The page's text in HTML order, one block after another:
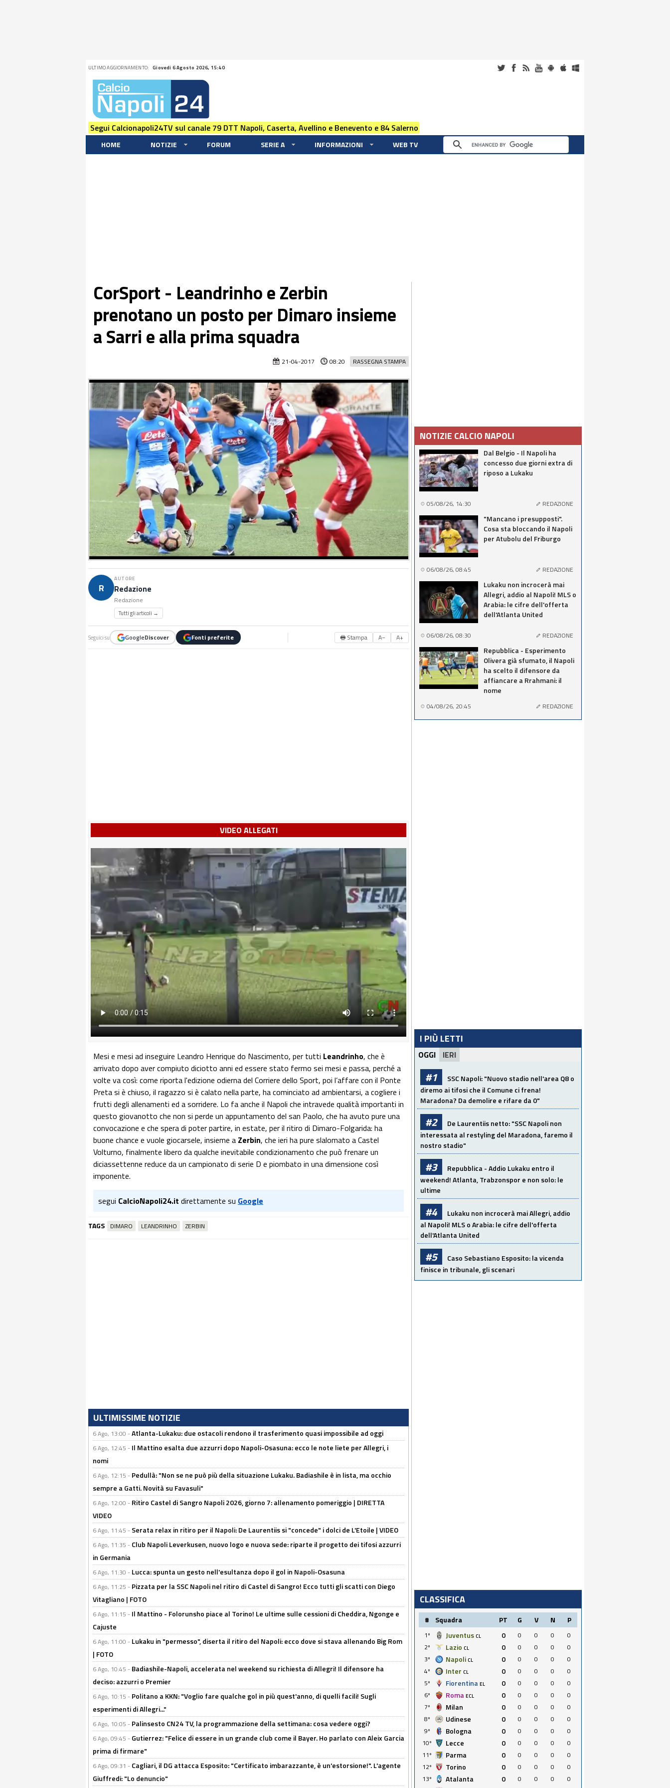
ULTIMO AGGIORNAMENTO: Giovedi 6 Agosto 2026, 15:40
Segui Calcionapoli24TV sul canale 79 DTT Napoli, Caserta, Avellino e Benevento e 84 Salerno
HOME NOTIZIE FORUM SERIE A INFORMAZIONI WEB TV
CorSport - Leandrinho e Zerbin
prenotano un posto per Dimaro insieme
a Sarri e alla prima squadra
RASSEGNA STAMPA
21-04-2017 08:20
R
AUTORE
Redazione
Redazione
Tutti gli articoli →
Seguici su GoogleDiscover Fonti preferite 🖶 Stampa A− A+
VIDEO ALLEGATI
Mesi e mesi ad inseguire Leandro Henrique do Nascimento, per tutti Leandrinho, che è
arrivato dopo aver compiuto diciotto anni ed essere stato fermo sei mesi e passa, perché a
volte va così: come riporta l'edizione odierna del Corriere dello Sport, poi l’affare con il Ponte
Preta si è chiuso, il ragazzo si è calato nella parte, ha cominciato ad ambientarsi, a cogliere i
frutti degli allenamenti ed a sorridere. Lo fa anche il Napoli che intravede qualità importanti in
questo giovanotto che non si perde un appuntamento del san Paolo, che ha avuto pure una
convocazione e che spera di poter partire, in estate, per il ritiro di Dimaro-Folgarida: ha
buone chance e vuole giocarsele, insieme a Zerbin, che ieri ha pure slalomato a Castel
Volturno, finalmente libero da qualche inevitabile condizionamento che può frenare un
diciassettenne reduce da un campionato di serie D e piombato in una dimensione così
imponente.
segui CalcioNapoli24.it direttamente su Google
TAGS DIMARO LEANDRINHO ZERBIN
ULTIMISSIME NOTIZIE
6 Ago, 13:00 -Atlanta-Lukaku: due ostacoli rendono il trasferimento quasi impossibile ad oggi
6 Ago, 12:45 - Il Mattino esalta due azzurri dopo Napoli-Osasuna: ecco le note liete per Allegri, i
nomi
6 Ago, 12:15 - Pedullà: "Non se ne può più della situazione Lukaku. Badiashile è in lista, ma occhio
sempre a Gatti. Novità su Favasuli"
6 Ago, 12:00 - Ritiro Castel di Sangro Napoli 2026, giorno 7: allenamento pomeriggio | DIRETTA
VIDEO
6 Ago, 11:45 - Serata relax in ritiro per il Napoli: De Laurentiis si "concede" i dolci de L'Etoile | VIDEO
6 Ago, 11:35 - Club Napoli Leverkusen, nuovo logo e nuova sede: riparte il progetto dei tifosi azzurri
in Germania
6 Ago, 11:30 - Lucca: spunta un gesto nell'esultanza dopo il gol in Napoli-Osasuna
6 Ago, 11:25 - Pizzata per la SSC Napoli nel ritiro di Castel di Sangro! Ecco tutti gli scatti con Diego
Vitagliano | FOTO
6 Ago, 11:15 - Il Mattino - Folorunsho piace al Torino! Le ultime sulle cessioni di Cheddira, Ngonge e
Cajuste
6 Ago, 11:00 - Lukaku in "permesso", diserta il ritiro del Napoli: ecco dove si stava allenando Big Rom
| FOTO
6 Ago, 10:45 - Badiashile-Napoli, accelerata nel weekend su richiesta di Allegri! Il difensore ha
deciso: azzurri o Premier
6 Ago, 10:15 - Politano a KKN: "Voglio fare qualche gol in più quest'anno, di quelli facili! Sugli
esperimenti di Allegri..."
6 Ago, 10:05 - Palinsesto CN24 TV, la programmazione della settimana: cosa vedere oggi?
6 Ago, 09:45 - Gutierrez: "Felice di essere in un grande club come il Bayer. Ho parlato con Aleix Garcia
prima di firmare"
6 Ago, 09:31 - Cagliari, il DG attacca Esposito: "Certificato imbarazzante, è un'estorsione!". L'agente
Giuffredi: "Lo denuncio"
NOTIZIE CALCIO NAPOLI
Dal Belgio - Il Napoli ha
concesso due giorni extra di
riposo a Lukaku
05/08/26, 14:30 REDAZIONE
"Mancano i presupposti".
Cosa sta bloccando il Napoli
per Atubolu del Friburgo
06/08/26, 08:45 REDAZIONE
Lukaku non incrocerà mai
Allegri, addio al Napoli! MLS o
Arabia: le cifre dell'offerta
dell'Atlanta United
06/08/26, 08:30 REDAZIONE
Repubblica - Esperimento
Olivera già sfumato, il Napoli
ha scelto il difensore da
affiancare a Rrahmani: il
nome
04/08/26, 20:45 REDAZIONE
I PIÙ LETTI
OGGI IERI
#1
SSC Napoli: "Nuovo stadio nell'area Q8 o
diremo ai tifosi che il Comune ci frena!
Maradona? Da demolire e rifare da 0"
#2
De Laurentiis netto: "SSC Napoli non
interessata al restyling del Maradona, faremo il
nostro stadio"
#3
Repubblica - Addio Lukaku entro il
weekend! Atlanta, Trabzonspor e non solo: le
ultime
#4
Lukaku non incrocerà mai Allegri, addio
al Napoli! MLS o Arabia: le cifre dell'offerta
dell'Atlanta United
#5
Caso Sebastiano Esposito: la vicenda
finisce in tribunale, gli scenari
CLASSIFICA
# Squadra PT G V N P
1º Juventus CL 0 0 0 0
0
2º
Lazio CL 0 0 0 0
0
3º
Napoli CL 0 0 0 0
0
4º
Inter CL 0 0 0 0
0
5º
Fiorentina EL 0 0 0 0
0
6º
Roma ECL 0 0 0 0
0
7º
Milan 0 0 0 0
0
8º
Udinese 0 0 0 0
0
9º
Bologna 0 0 0 0
0
10º
Lecce 0 0 0 0
0
11º
Parma 0 0 0 0
0
12º
Torino 0 0 0 0
0
13º
Atalanta 0 0 0 0
0